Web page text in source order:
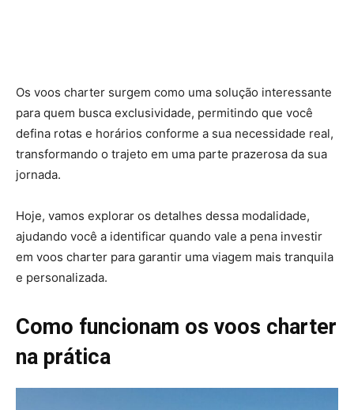
Os voos charter surgem como uma solução interessante
para quem busca exclusividade, permitindo que você
defina rotas e horários conforme a sua necessidade real,
transformando o trajeto em uma parte prazerosa da sua
jornada.
Hoje, vamos explorar os detalhes dessa modalidade,
ajudando você a identificar quando vale a pena investir
em voos charter para garantir uma viagem mais tranquila
e personalizada.
Como funcionam os voos charter
na prática